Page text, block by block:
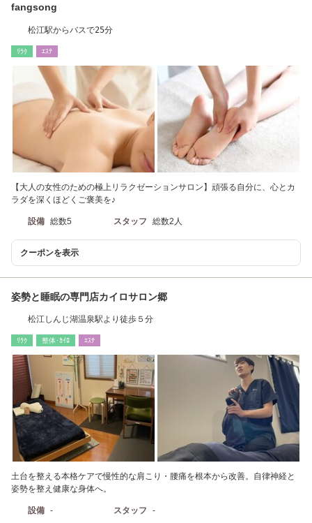
fangsong
松江駅からバスで25分
ﾘﾗｸ ｴｽﾃ
【大人の女性のための極上リラクゼーションサロン】頑張る自分に、心とカ
ラダを深くほどくご褒美を♪
設備 総数5 スタッフ 総数2人
クーポンを表示
姿勢と睡眠の専門店カイロサロン郷
松江しんじ湖温泉駅より徒歩５分
ﾘﾗｸ 整体･ｶｲﾛ ｴｽﾃ
土台を整える本格ケアで慢性的な肩こり・腰痛を根本から改善。自律神経と
姿勢を整え健康な身体へ。
設備 - スタッフ -